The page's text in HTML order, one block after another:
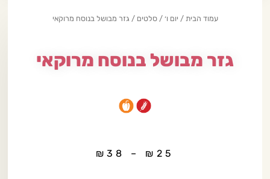
עמוד הבית / יום ו׳ /סלטים / גזר מבושל בנוסח מרוקאי
גזר מבושל בנוסח מרוקאי
₪ 25
–
₪38